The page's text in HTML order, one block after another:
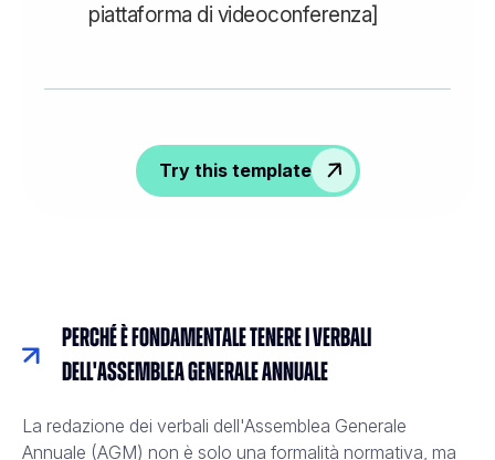
piattaforma di videoconferenza]
Try this template
Perché è fondamentale tenere i verbali
dell'assemblea generale annuale
La redazione dei verbali dell'Assemblea Generale
Annuale (AGM) non è solo una formalità normativa, ma